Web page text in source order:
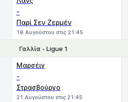
-
Παρί Σεν Ζερμέν
16 Αυγούστου στις 21:45
Γαλλία - Ligue 1
Μαρσέιγ
-
Στρασβούργο
21 Αυγούστου στις 21:45